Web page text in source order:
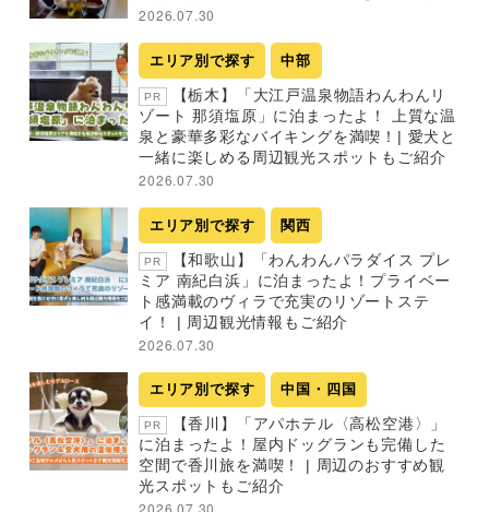
2026.07.30
エリア別で探す 中部
PR
【栃木】「大江戸温泉物語わんわんリ
ゾート 那須塩原」に泊まったよ！ 上質な温
泉と豪華多彩なバイキングを満喫！| 愛犬と
一緒に楽しめる周辺観光スポットもご紹介
2026.07.30
エリア別で探す 関西
PR
【和歌山】「わんわんパラダイス プレ
ミア 南紀白浜」に泊まったよ！プライベー
ト感満載のヴィラで充実のリゾートステ
イ！ | 周辺観光情報もご紹介
2026.07.30
エリア別で探す 中国・四国
PR
【香川】「アパホテル〈高松空港〉」
に泊まったよ！屋内ドッグランも完備した
空間で香川旅を満喫！ | 周辺のおすすめ観
光スポットもご紹介